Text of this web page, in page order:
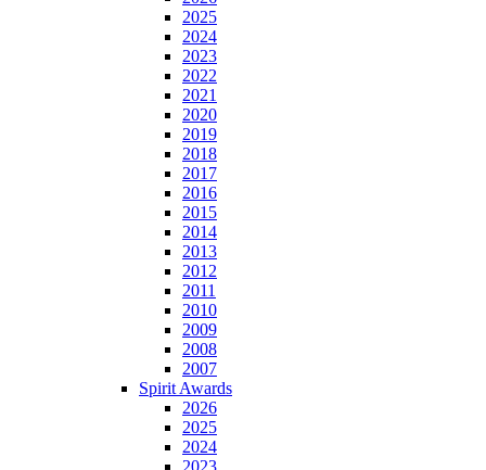
2025
2024
2023
2022
2021
2020
2019
2018
2017
2016
2015
2014
2013
2012
2011
2010
2009
2008
2007
Spirit Awards
2026
2025
2024
2023